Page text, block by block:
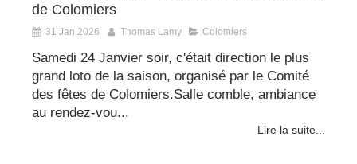
de Colomiers
31 Jan 2026 Thomas Lamy Colomiers
Samedi 24 Janvier soir, c'était direction le plus
grand loto de la saison, organisé par le Comité
des fêtes de Colomiers.Salle comble, ambiance
au rendez-vou...
Lire la suite...